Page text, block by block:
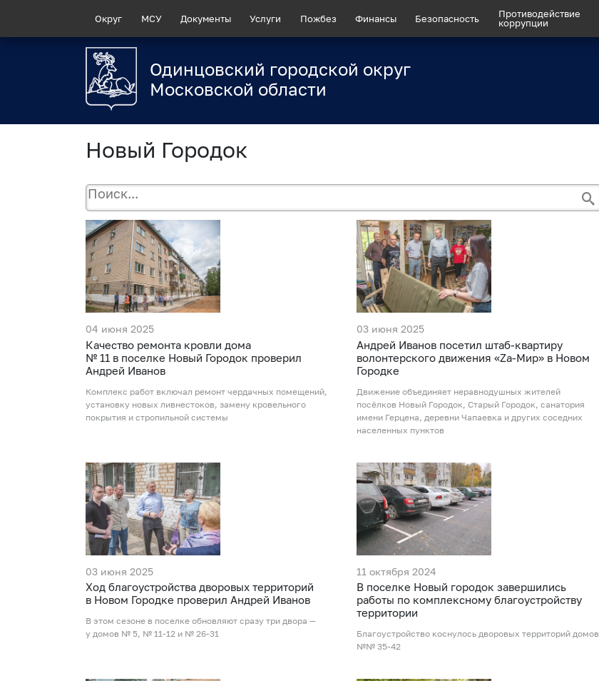
Округ МСУ Документы Услуги Пожбез Финансы Безопасность
Противодействие
коррупции
Одинцовский городской округ
Московской области
Новый Городок
04 июня 2025
Качество ремонта кровли дома
№ 11 в поселке Новый Городок проверил
Андрей Иванов
Комплекс работ включал ремонт чердачных помещений,
установку новых ливнестоков, замену кровельного
покрытия и стропильной системы
03 июня 2025
Андрей Иванов посетил штаб-квартиру
волонтерского движения «Za-Мир» в Новом
Городке
Движение объединяет неравнодушных жителей
посёлков Новый Городок, Старый Городок, санатория
имени Герцена, деревни Чапаевка и других соседних
населенных пунктов
03 июня 2025
Ход благоустройства дворовых территорий
в Новом Городке проверил Андрей Иванов
В этом сезоне в поселке обновляют сразу три двора —
у домов № 5, № 11-12 и № 26-31
11 октября 2024
В поселке Новый городок завершились
работы по комплексному благоустройству
территории
Благоустройство коснулось дворовых территорий домов
№№ 35-42